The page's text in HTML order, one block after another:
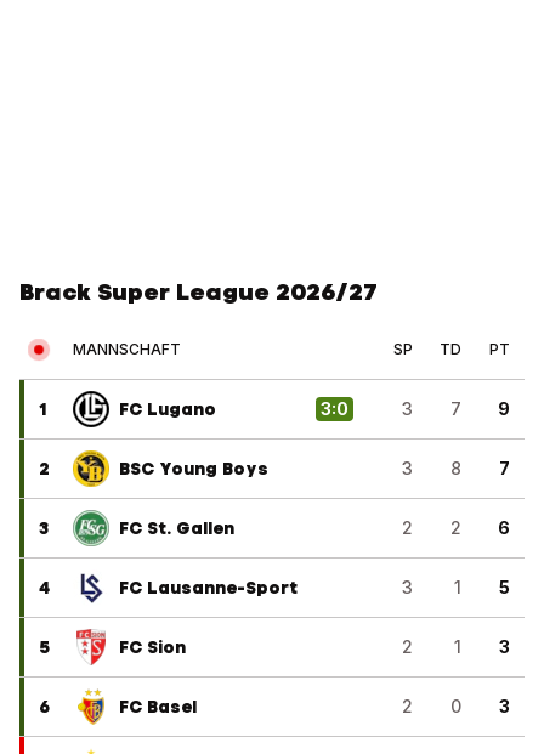
Brack Super League 2026/27
MANNSCHAFT SP TD PT
1 FC Lugano 3:0 3 7 9
2 BSC Young Boys 3 8 7
3 FC St. Gallen 2 2 6
4 FC Lausanne-Sport 3 1 5
5 FC Sion 2 1 3
6 FC Basel 2 0 3